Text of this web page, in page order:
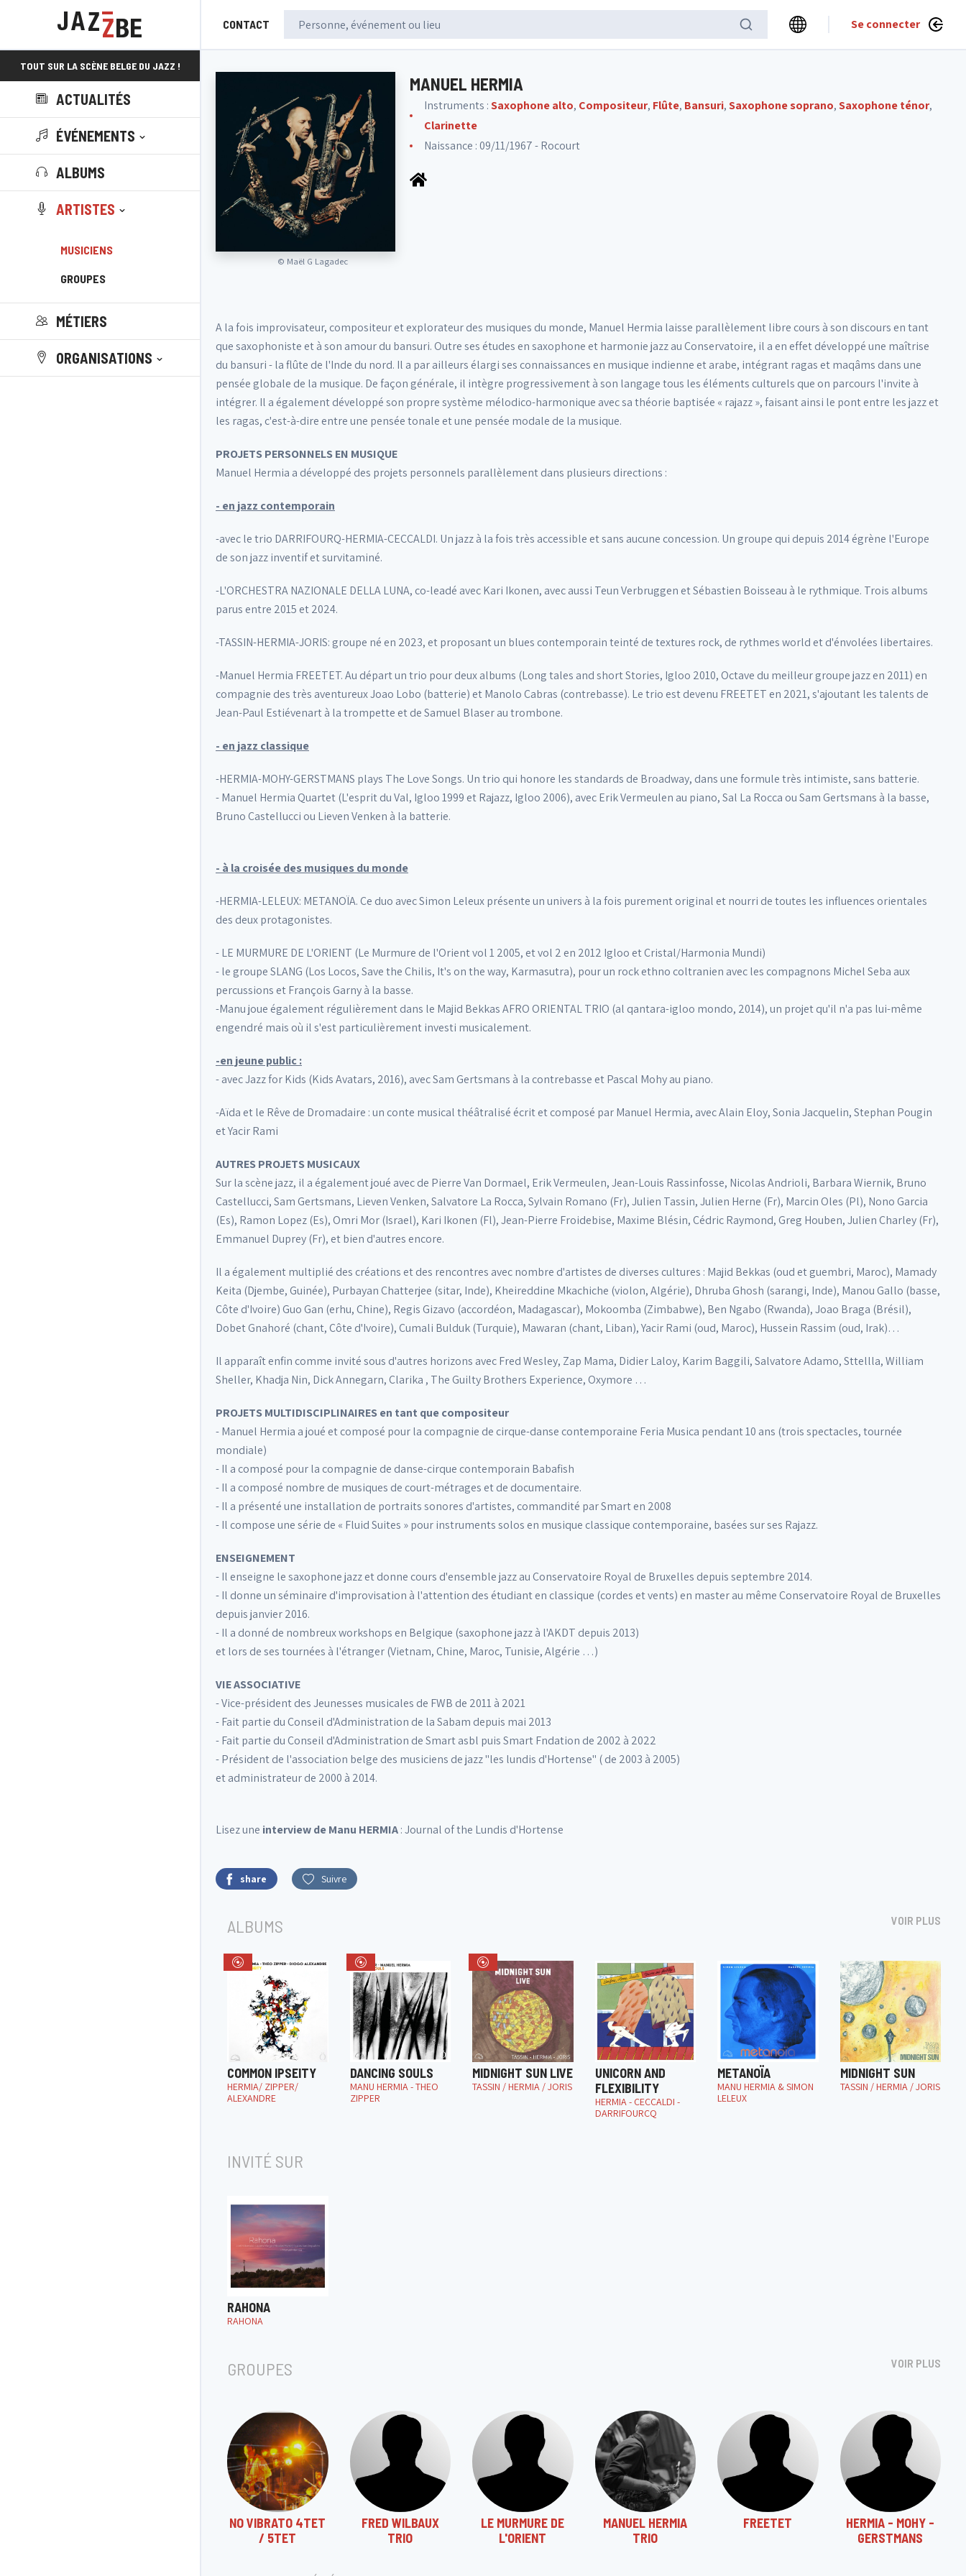
CONTACT Se connecter
TOUT SUR LA SCÈNE BELGE DU JAZZ !
ACTUALITÉS
ÉVÉNEMENTS
ALBUMS
ARTISTES
MUSICIENS
GROUPES
MÉTIERS
ORGANISATIONS
© Maël G Lagadec
MANUEL HERMIA
Instruments :Saxophone alto, Compositeur, Flûte, Bansuri,Saxophone soprano,Saxophone ténor,
Clarinette
Naissance : 09/11/1967 - Rocourt
A la fois improvisateur, compositeur et explorateur des musiques du monde, Manuel Hermia laisse parallèlement libre cours à son discours en tant
que saxophoniste et à son amour du bansuri. Outre ses études en saxophone et harmonie jazz au Conservatoire, il a en effet développé une maîtrise
du bansuri - la flûte de l'Inde du nord. Il a par ailleurs élargi ses connaissances en musique indienne et arabe, intégrant ragas et maqâms dans une
pensée globale de la musique. De façon générale, il intègre progressivement à son langage tous les éléments culturels que on parcours l'invite à
intégrer. Il a également développé son propre système mélodico-harmonique avec sa théorie baptisée « rajazz », faisant ainsi le pont entre les jazz et
les ragas, c'est-à-dire entre une pensée tonale et une pensée modale de la musique.
PROJETS PERSONNELS EN MUSIQUE
Manuel Hermia a développé des projets personnels parallèlement dans plusieurs directions :
- en jazz contemporain
-avec le trio DARRIFOURQ-HERMIA-CECCALDI. Un jazz à la fois très accessible et sans aucune concession. Un groupe qui depuis 2014 égrène l'Europe
de son jazz inventif et survitaminé.
-L'ORCHESTRA NAZIONALE DELLA LUNA, co-leadé avec Kari Ikonen, avec aussi Teun Verbruggen et Sébastien Boisseau à le rythmique. Trois albums
parus entre 2015 et 2024.
-TASSIN-HERMIA-JORIS: groupe né en 2023, et proposant un blues contemporain teinté de textures rock, de rythmes world et d'énvolées libertaires.
-Manuel Hermia FREETET. Au départ un trio pour deux albums (Long tales and short Stories, Igloo 2010, Octave du meilleur groupe jazz en 2011) en
compagnie des très aventureux Joao Lobo (batterie) et Manolo Cabras (contrebasse). Le trio est devenu FREETET en 2021, s'ajoutant les talents de
Jean-Paul Estiévenart à la trompette et de Samuel Blaser au trombone.
- en jazz classique
-HERMIA-MOHY-GERSTMANS plays The Love Songs. Un trio qui honore les standards de Broadway, dans une formule très intimiste, sans batterie.
- Manuel Hermia Quartet (L'esprit du Val, Igloo 1999 et Rajazz, Igloo 2006), avec Erik Vermeulen au piano, Sal La Rocca ou Sam Gertsmans à la basse,
Bruno Castellucci ou Lieven Venken à la batterie.
- à la croisée des musiques du monde
-HERMIA-LELEUX: METANOÏA. Ce duo avec Simon Leleux présente un univers à la fois purement original et nourri de toutes les influences orientales
des deux protagonistes.
- LE MURMURE DE L'ORIENT (Le Murmure de l'Orient vol 1 2005, et vol 2 en 2012 Igloo et Cristal/Harmonia Mundi)
- le groupe SLANG (Los Locos, Save the Chilis, It's on the way, Karmasutra), pour un rock ethno coltranien avec les compagnons Michel Seba aux
percussions et François Garny à la basse.
-Manu joue également régulièrement dans le Majid Bekkas AFRO ORIENTAL TRIO (al qantara-igloo mondo, 2014), un projet qu'il n'a pas lui-même
engendré mais où il s'est particulièrement investi musicalement.
-en jeune public :
- avec Jazz for Kids (Kids Avatars, 2016), avec Sam Gertsmans à la contrebasse et Pascal Mohy au piano.
-Aïda et le Rêve de Dromadaire : un conte musical théâtralisé écrit et composé par Manuel Hermia, avec Alain Eloy, Sonia Jacquelin, Stephan Pougin
et Yacir Rami
AUTRES PROJETS MUSICAUX
Sur la scène jazz, il a également joué avec de Pierre Van Dormael, Erik Vermeulen, Jean-Louis Rassinfosse, Nicolas Andrioli, Barbara Wiernik, Bruno
Castellucci, Sam Gertsmans, Lieven Venken, Salvatore La Rocca, Sylvain Romano (Fr), Julien Tassin, Julien Herne (Fr), Marcin Oles (Pl), Nono Garcia
(Es), Ramon Lopez (Es), Omri Mor (Israel), Kari Ikonen (Fl), Jean-Pierre Froidebise, Maxime Blésin, Cédric Raymond, Greg Houben, Julien Charley (Fr),
Emmanuel Duprey (Fr), et bien d'autres encore.
Il a également multiplié des créations et des rencontres avec nombre d'artistes de diverses cultures : Majid Bekkas (oud et guembri, Maroc), Mamady
Keita (Djembe, Guinée), Purbayan Chatterjee (sitar, Inde), Kheireddine Mkachiche (violon, Algérie), Dhruba Ghosh (sarangi, Inde), Manou Gallo (basse,
Côte d'Ivoire) Guo Gan (erhu, Chine), Regis Gizavo (accordéon, Madagascar), Mokoomba (Zimbabwe), Ben Ngabo (Rwanda), Joao Braga (Brésil),
Dobet Gnahoré (chant, Côte d'Ivoire), Cumali Bulduk (Turquie), Mawaran (chant, Liban), Yacir Rami (oud, Maroc), Hussein Rassim (oud, Irak)…
Il apparaît enfin comme invité sous d'autres horizons avec Fred Wesley, Zap Mama, Didier Laloy, Karim Baggili, Salvatore Adamo, Sttellla, William
Sheller, Khadja Nin, Dick Annegarn, Clarika , The Guilty Brothers Experience, Oxymore …
PROJETS MULTIDISCIPLINAIRES en tant que compositeur
- Manuel Hermia a joué et composé pour la compagnie de cirque-danse contemporaine Feria Musica pendant 10 ans (trois spectacles, tournée
mondiale)
- Il a composé pour la compagnie de danse-cirque contemporain Babafish
- Il a composé nombre de musiques de court-métrages et de documentaire.
- Il a présenté une installation de portraits sonores d'artistes, commandité par Smart en 2008
- Il compose une série de « Fluid Suites » pour instruments solos en musique classique contemporaine, basées sur ses Rajazz.
ENSEIGNEMENT
- Il enseigne le saxophone jazz et donne cours d'ensemble jazz au Conservatoire Royal de Bruxelles depuis septembre 2014.
- Il donne un séminaire d'improvisation à l'attention des étudiant en classique (cordes et vents) en master au même Conservatoire Royal de Bruxelles
depuis janvier 2016.
- Il a donné de nombreux workshops en Belgique (saxophone jazz à l'AKDT depuis 2013)
et lors de ses tournées à l'étranger (Vietnam, Chine, Maroc, Tunisie, Algérie …)
VIE ASSOCIATIVE
- Vice-président des Jeunesses musicales de FWB de 2011 à 2021
- Fait partie du Conseil d'Administration de la Sabam depuis mai 2013
- Fait partie du Conseil d'Administration de Smart asbl puis Smart Fndation de 2002 à 2022
- Président de l'association belge des musiciens de jazz "les lundis d'Hortense" ( de 2003 à 2005)
et administrateur de 2000 à 2014.
Lisez une interview de Manu HERMIA: Journal of the Lundis d'Hortense
share Suivre
ALBUMS VOIR PLUS
COMMON IPSEITY
HERMIA/ ZIPPER/
ALEXANDRE
DANCING SOULS
MANU HERMIA - THEO
ZIPPER
MIDNIGHT SUN LIVE
TASSIN / HERMIA / JORIS
UNICORN AND
FLEXIBILITY
HERMIA - CECCALDI -
DARRIFOURCQ
METANOÏA
MANU HERMIA & SIMON
LELEUX
MIDNIGHT SUN
TASSIN / HERMIA / JORIS
INVITÉ SUR
RAHONA
RAHONA
GROUPES VOIR PLUS
NO VIBRATO 4TET
/ 5TET
FRED WILBAUX
TRIO
LE MURMURE DE
L'ORIENT
MANUEL HERMIA
TRIO
FREETET
HERMIA - MOHY -
GERSTMANS